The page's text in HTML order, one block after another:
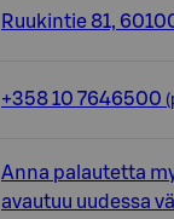
Ruukintie 81,
+358 10 7646500
Anna palautetta
avautuu uudessa